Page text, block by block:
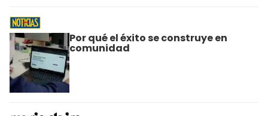
Por qué el éxito se construye en
comunidad